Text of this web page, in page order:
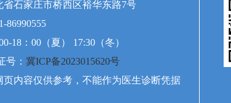
省石家庄市桥西区裕华东路7号
86990555
18：00（夏） 17:30（冬）
号： 冀ICP备2023015620号
页内容仅供参考，不能作为医生诊断凭据